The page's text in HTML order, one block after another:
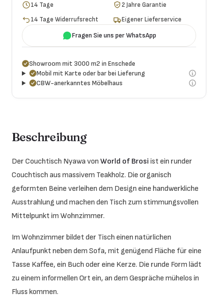
14 Tage
2 Jahre Garantie
14 Tage Widerrufsrecht
Eigener Lieferservice
Fragen Sie uns per WhatsApp
Showroom mit 3000 m2 in Enschede
Mobil mit Karte oder bar bei Lieferung
CBW-anerkanntes Möbelhaus
Beschreibung
Der Couchtisch Nyawa von World of Brosi ist ein runder
Couchtisch aus massivem Teakholz. Die organisch
geformten Beine verleihen dem Design eine handwerkliche
Ausstrahlung und machen den Tisch zum stimmungsvollen
Mittelpunkt im Wohnzimmer.
Im Wohnzimmer bildet der Tisch einen natürlichen
Anlaufpunkt neben dem Sofa, mit genügend Fläche für eine
Tasse Kaffee, ein Buch oder eine Kerze. Die runde Form lädt
zu einem informellen Ort ein, an dem Gespräche mühelos in
Fluss kommen.